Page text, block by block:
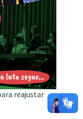
reajustar